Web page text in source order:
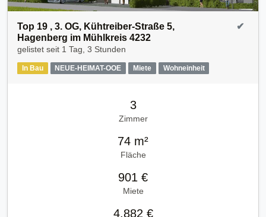
Top 19 , 3. OG, Kühtreiber-Straße 5,
Hagenberg im Mühlkreis 4232
gelistet seit 1 Tag, 3 Stunden
In Bau NEUE-HEIMAT-OOE Miete Wohneinheit
✔
3
Zimmer
74 m²
Fläche
901 €
Miete
4.882 €